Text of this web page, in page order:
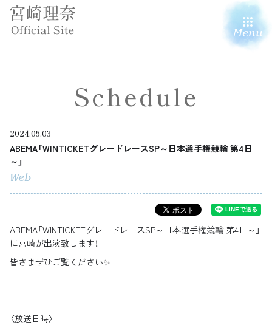
Menu
Schedule
2024.05.03
ABEMA「WINTICKETグレードレースSP～日本選手権競輪 第4日
～」
Web
ABEMA「WINTICKETグレードレースSP～日本選手権競輪 第4日～」
に宮崎が出演致します！
皆さまぜひご覧ください✨
〈放送日時〉